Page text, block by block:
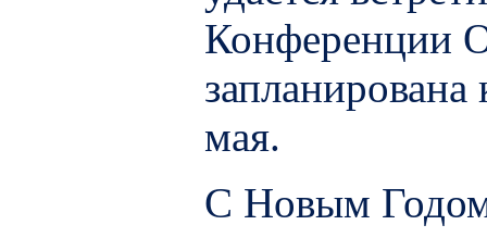
Конференции
мая.
С Новым